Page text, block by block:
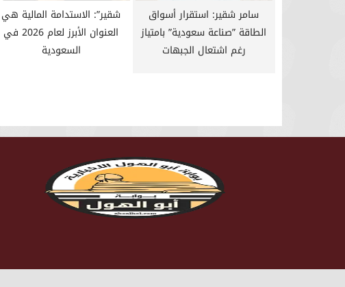
سامر شقير: استقرار أسواق
الطاقة ”صناعة سعودية” بامتياز
رغم اشتعال الجبهات
شقير”: الاستدامة المالية هي
العنوان الأبرز لعام 2026 في
السعودية